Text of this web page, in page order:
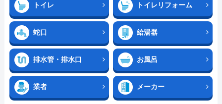
トイレ トイレリフォーム
蛇口 給湯器
排水管・排水口 お風呂
業者 メーカー